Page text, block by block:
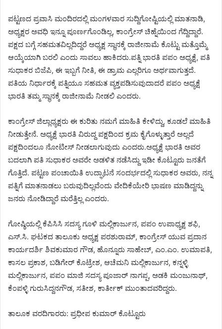
ಪಟ್ಟಣದ ಪ್ರವಾಸಿ ಮಂದಿರದಲ್ಲಿ ಮಂಗಳವಾರ ಸುದ್ದಿಗೋಷ್ಟಿಯಲ್ಲಿ ಮಾತನಾಡಿ,
ಅಧ್ಯಕ್ಷರ ಅವಧಿ ಇನ್ನೂ ಪೂರ್ಣಗೊಂಡಿಲ್ಲ, ಕಾಂಗ್ರೇಸ್ ಚಿಹ್ನೆಯಿಂದ ಗೆದ್ದಿದ್ದಾರೆ.
ಪಕ್ಷದ ಬಗ್ಗೆ ಸಹಮತವಿಲ್ಲದಿದ್ದರೆ ಅಧ್ಯಕ್ಷ ಸ್ಥಾನಕ್ಕೆ ರಾಜೀನಾಮೆ ಕೊಟ್ಟು ಮತ್ತೊಮ್ಮೆ
ಆಯ್ಕೆಯಾಗಿ ಬರಲಿ ಎಂದು ಸಾವಲು ಹಾಕಿದರು.ಪತ್ನಿ ಭಾರತಿ ಪಪಂ ಅಧ್ಯಕ್ಷೆ, ಪತಿ
ಸುಧಾಕರ ಬಿಜೆಪಿ, ಈ ಇಬ್ಬಗೆ ನೀತಿ, ಈ ಡ್ರಾಮ ಎಲ್ಲರಿಗೂ ಅರ್ಥವಾಗುತ್ತದೆ.
ಪತಿಯ ನಿರ್ಧಾರಕ್ಕೆ ಪತ್ನಿಯೂ ಸಹಮತ ವ್ಯಕ್ತಪಡಿಸುವುದಾದರೆ ಪಪಂ ಅಧ್ಯಕ್ಷೆ
ಭಾರತಿ ತಮ್ಮ ಸ್ಥಾನಕ್ಕೆ ರಾಜೀನಾಮೆ ನೀಡಲಿ ಎಂದರು.
ಕಾಂಗ್ರೇಸ್ ಜಿಲ್ಲಾಧ್ಯಕ್ಷರು ಈ ಕುರಿತು ನಮಗೆ ಮಾಹಿತಿ ಕೇಳಿದ್ದು, ಕೂಡಲೆ ಮಾಹಿತಿ
ನೀಡುತ್ತೇನೆ. ಅಧ್ಯಕ್ಷೆ ಭಾರತಿ ವಿರುದ್ದ ಪಕ್ಷದಿಂದ ಕ್ರಮ ಕೈಗೊಳ್ಳುತ್ತಾರೆ ಅಲ್ಲದೆ
ಪಕ್ಷದಿಂದಲೂ ನೋಟೀಸ್ ನೀಡಲಾಗುವುದು ಎಂದರು.ಅಧ್ಯಕ್ಷೆ ಭಾರತಿ ಅವರ
ಬದಲಾಗಿ ಪತಿ ಸುಧಾಕರ ಅವರೇ ಅಡಳಿತ ನಡೆಸಿದ್ದು ಇಡೀ ಕೊಟ್ಟೂರು ಜನತೆಗೆ
ಗೊತ್ತಿದೆ. ಪಟ್ಟಣ ಪಂಚಾಯಿತಿ ಉದ್ಘಾಟನೆ ಸಂದರ್ಭದಲ್ಲಿ ಸುಧಾಕರ ಅವರು, ನನ್ನ
ಪತ್ನಿಗೆ ಮಾತನಾಡಲು ಬರುವುದಿಲ್ಲವೆಂದು ವೇದಿಕೆಯೇರಿ ಭಾಷಣ ಮಾಡಿದ್ದನ್ನು
ಜನರು ನೋಡಿದ್ದಾರೆ ಮರೆತ್ತಿಲ್ಲ ಎಂದರು.
ಗೋಷ್ಠಿಯಲ್ಲಿ ಕೆಪಿಸಿಸಿ ಸದಸ್ಯ ಗೂಳಿ ಮಲ್ಲಿಕಾರ್ಜುನ, ಪಪಂ ಉಪಾಧ್ಯಕ್ಷ ಶಫಿ,
ಎಸ್.ಸಿ. ಘಟಕದ ತಾಲೂಕು ಅಧ್ಯಕ್ಷ ಪರಶುರಾಮ್, ಕಾಂಗ್ರೇಸ್ ಯುವ ಪ್ರದಾನ
ಕಾರ್ಯದರ್ಶಿ ಶಿವಕುಮಾರ ಗೌಡ, ಹೊನ್ನೂರು ಸಾಹೇಬ್, ಎಂ.ಎಂ. ಉಮಾಪತಿ,
ಕಾಸಲ ಪ್ರಕಾಶ, ಬಡಿಗೇರ್ ಕೊಟ್ರೇಶ, ಆಚೆಮನಿ ಮಲ್ಲಿಕಾರ್ಜುನ, ಕನ್ನಳ್ಳಿ
ಮಲ್ಲಿಕಾರ್ಜುನ, ಪಪಂ ಮಾಜಿ ಸದಸ್ಯ ಪೂಜಾರ್ ನಾಗಪ್ಪ, ಅಡಕಿ ಮಂಜುನಾಥ್,
ಕೆಂಪಳ್ಳಿ ಗುರುಸಿದ್ದನಗೌಡ, ಸತೀಶ, ಕಾರ್ತೀಕ್ ಮುಂತಾದವರಿದ್ದರು.
ತಾಲೂಕ ವರದಿಗಾರರು: ಪ್ರಧೀಪ ಕುಮಾರ್ ಕೊಟ್ಟೂರು